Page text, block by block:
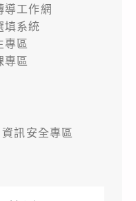
導工作網
填系統
專區
專區
資訊安全專區